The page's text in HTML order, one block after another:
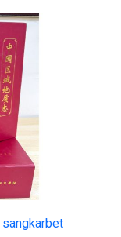
sangkarbet